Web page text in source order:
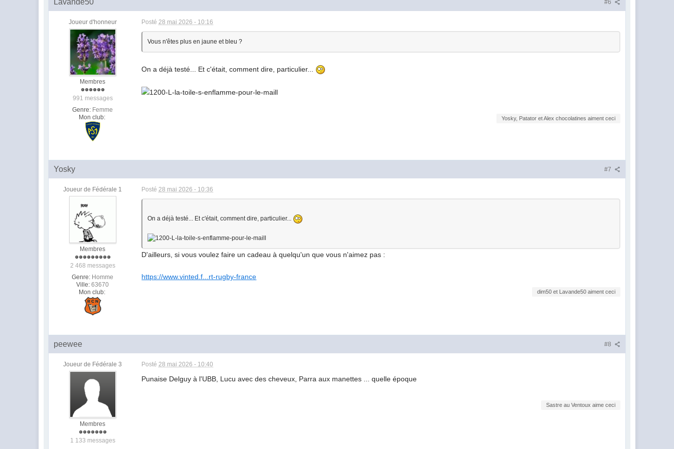
#6
Lavande50
Joueur d'honneur
Membres
991 messages
Genre: Femme
Mon club:
Posté28 mai 2026 - 10:16
Vous n'êtes plus en jaune et bleu ?
On a déjà testé... Et c'était, comment dire, particulier...
Yosky, Patator et Alex chocolatines aiment ceci
#7
Yosky
Joueur de Fédérale 1
Membres
2 468 messages
Genre: Homme
Ville: 63670
Mon club:
Posté28 mai 2026 - 10:36
On a déjà testé... Et c'était, comment dire, particulier...
D'ailleurs, si vous voulez faire un cadeau à quelqu'un que vous n'aimez pas :
https://www.vinted.f...rt-rugby-france
dim50 et Lavande50 aiment ceci
#8
peewee
Joueur de Fédérale 3
Membres
1 133 messages
Posté28 mai 2026 - 10:40
Punaise Delguy à l'UBB, Lucu avec des cheveux, Parra aux manettes ... quelle époque
Sastre au Ventoux aime ceci